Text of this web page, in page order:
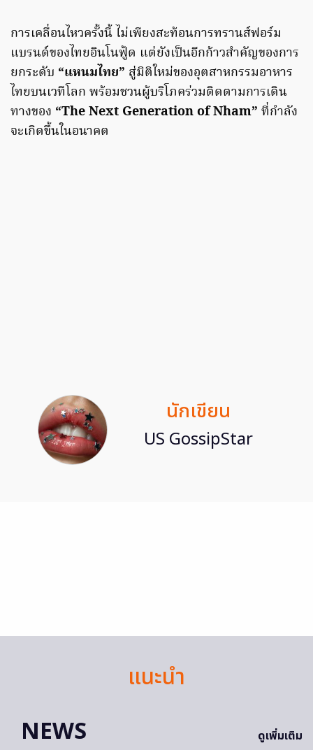
การเคลื่อนไหวครั้งนี้ ไม่เพียงสะท้อนการทรานส์ฟอร์ม
แบรนด์ของไทยอินโนฟู้ด แต่ยังเป็นอีกก้าวสำคัญของการ
ยกระดับ “แหนมไทย” สู่มิติใหม่ของอุตสาหกรรมอาหาร
ไทยบนเวทีโลก พร้อมชวนผู้บริโภคร่วมติดตามการเดิน
ทางของ “The Next Generation of Nham” ที่กำลัง
จะเกิดขึ้นในอนาคต
นักเขียน
US GossipStar
แนะนำ
NEWS
ดูเพิ่มเติม